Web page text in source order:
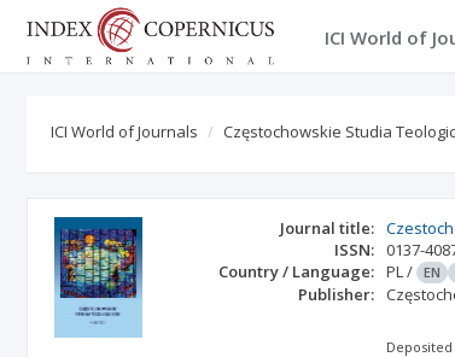
ICI World of
ICI World of Journals Częstochowskie Studia
Journal title:
ISSN: 0137-
Country / Language: PL/ EN
Publisher: